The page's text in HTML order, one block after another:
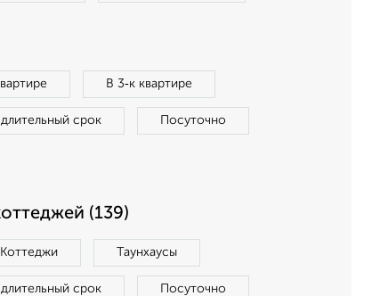
В 3‑к квартире
срок Посуточно
(139)
Коттеджи Таунхаусы
срок Посуточно